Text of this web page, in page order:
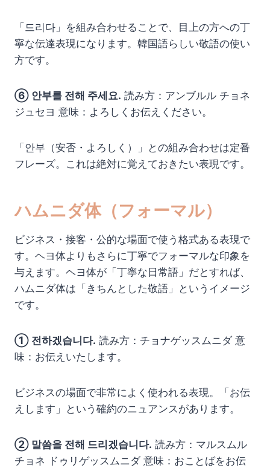
「드리다」を組み合わせることで、目上の方への丁
寧な伝達表現になります。韓国語らしい敬語の使い
方です。
⑥ 안부를 전해 주세요. 読み方：アンブルル チョネ
ジュセヨ 意味：よろしくお伝えください。
「안부（安否・よろしく）」との組み合わせは定番
フレーズ。これは絶対に覚えておきたい表現です。
ハムニダ体（フォーマル）
ビジネス・接客・公的な場面で使う格式ある表現で
す。ヘヨ体よりもさらに丁寧でフォーマルな印象を
与えます。ヘヨ体が「丁寧な日常語」だとすれば、
ハムニダ体は「きちんとした敬語」というイメージ
です。
① 전하겠습니다. 読み方：チョナゲッスムニダ 意
味：お伝えいたします。
ビジネスの場面で非常によく使われる表現。「お伝
えします」という確約のニュアンスがあります。
② 말씀을 전해 드리겠습니다. 読み方：マルスムル
チョネ ドゥリゲッスムニダ 意味：おことばをお伝